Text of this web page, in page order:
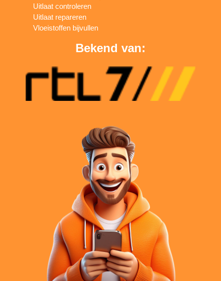
Uitlaat controleren
Uitlaat repareren
Vloeistoffen bijvullen
Bekend van: